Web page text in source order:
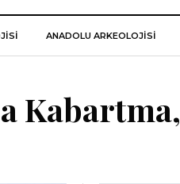
ANADOLU ARKEOLOJİSİ
Kabartma,